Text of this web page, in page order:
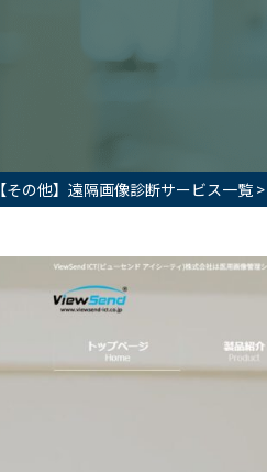
【その他】遠隔画像診断サービス一覧 >